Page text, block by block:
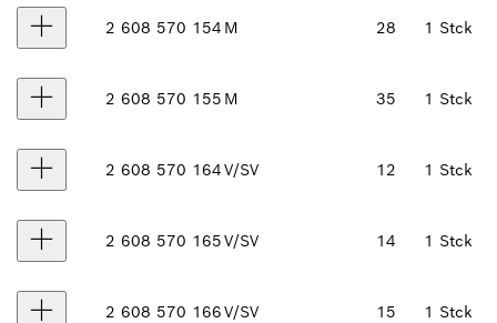
2 608 570 154 M 28 1 Stck
2 608 570 155 M 35 1 Stck
2 608 570 164V/SV 12 1 Stck
2 608 570 165V/SV 14 1 Stck
2 608 570 166V/SV 15 1 Stck